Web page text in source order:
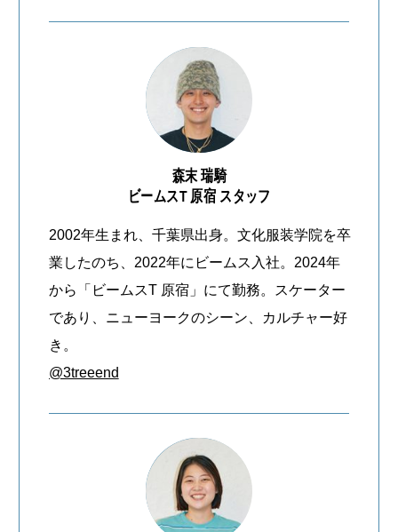
森末 瑞騎
ビームスT 原宿 スタッフ
2002年生まれ、千葉県出身。文化服装学院を卒
業したのち、2022年にビームス入社。2024年
から「ビームスT 原宿」にて勤務。スケーター
であり、ニューヨークのシーン、カルチャー好
き。
@3treeend
ステーショナリー
アウトドア 雑貨・ホビー
音楽・本 その他